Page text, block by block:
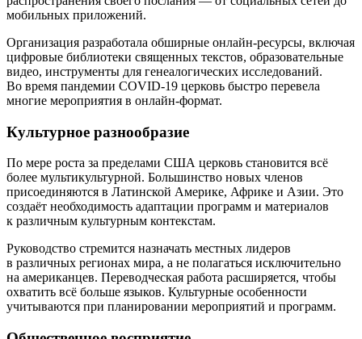
мобильных приложений.
Организация разработала обширные онлайн-ресурсы, включая
цифровые библиотеки священных текстов, образовательные
видео, инструменты для генеалогических исследований.
Во время пандемии COVID-19 церковь быстро перевела
многие мероприятия в онлайн-формат.
Культурное разнообразие
По мере роста за пределами США церковь становится всё
более мультикультурной. Большинство новых членов
присоединяются в Латинской Америке, Африке и Азии. Это
создаёт необходимость адаптации программ и материалов
к различным культурным контекстам.
Руководство стремится назначать местных лидеров
в различных регионах мира, а не полагаться исключительно
на американцев. Переводческая работа расширяется, чтобы
охватить всё больше языков. Культурные особенности
учитываются при планировании мероприятий и программ.